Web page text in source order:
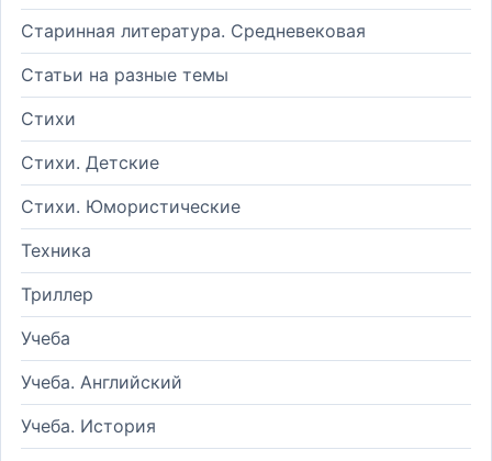
Старинная литература. Средневековая
Статьи на разные темы
Стихи
Стихи. Детские
Стихи. Юмористические
Техника
Триллер
Учеба
Учеба. Английский
Учеба. История